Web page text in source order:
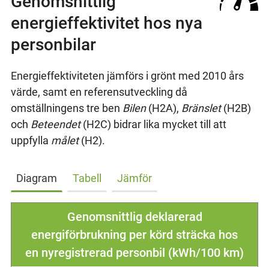
energieffektivitet hos nya
personbilar
Energieffektiviteten jämförs i grönt med 2010 års
värde, samt en referensutveckling då
omställningens tre ben Bilen(H2A), Bränslet(H2B)
och Beteendet(H2C) bidrar lika mycket till att
uppfylla målet(H2).
Diagram Tabell Jämför
Genomsnittlig deklarerad
energiförbrukning per körd sträcka hos
en nyregistrerad personbil (kWh/100 km)